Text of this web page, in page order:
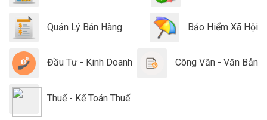
Quản Lý Bán Hàng Bảo Hiểm Xã Hội
Đầu Tư - Kinh Doanh Công Văn - Văn Bản
Thuế - Kế Toán Thuế